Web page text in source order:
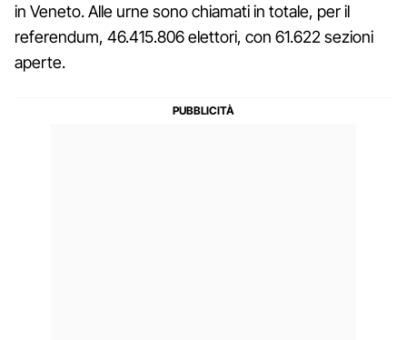
in Veneto. Alle urne sono chiamati in totale, per il
referendum, 46.415.806 elettori, con 61.622 sezioni
aperte.